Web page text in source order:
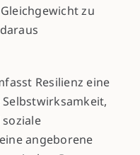
zu
Resilienz eine
angeborene